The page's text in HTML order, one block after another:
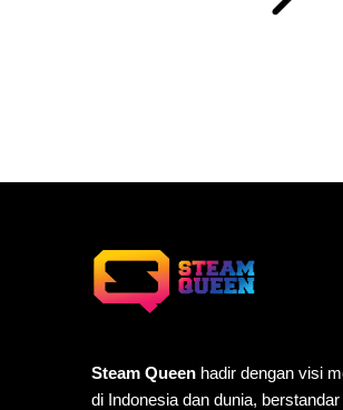
Steam Queen hadir dengan visi
di Indonesia dan dunia,